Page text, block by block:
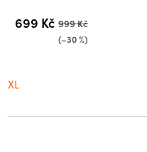
5
hvězdiček.
699 Kč 999 Kč
(–30 %)
XL